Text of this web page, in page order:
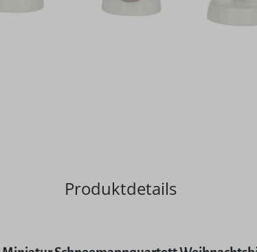
Produktdetails